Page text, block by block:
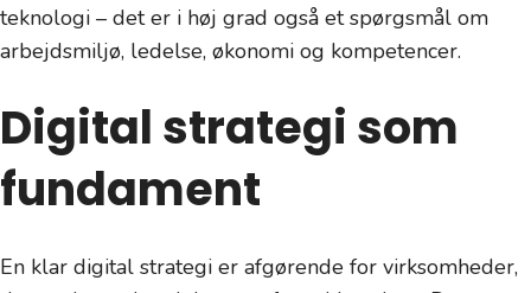
teknologi – det er i høj grad også et spørgsmål om
arbejdsmiljø, ledelse, økonomi og kompetencer.
Digital strategi som
fundament
En klar digital strategi er afgørende for virksomheder,